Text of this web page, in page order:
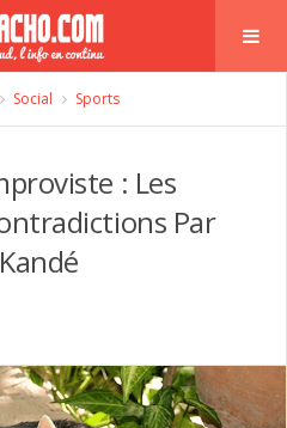
Social Sports
: Les
Par